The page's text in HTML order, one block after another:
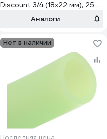
Discount 3/4 (18х22 мм), 25 м,
силиконовый 24795
Аналоги
Нет в наличии